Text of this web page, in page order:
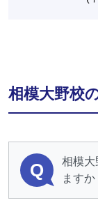
相模大野校
Q
相模大
ますか